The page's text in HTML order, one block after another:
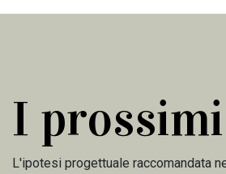
I
L'ipotesi progettuale raccomandata